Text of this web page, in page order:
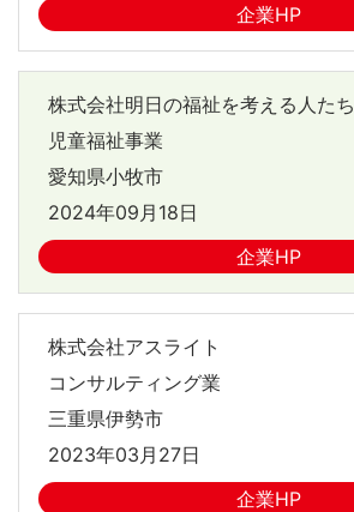
企業HP
株式会社明日の福祉を考える人たち
児童福祉事業
愛知県小牧市
2024年09月18日
企業HP
株式会社アスライト
コンサルティング業
三重県伊勢市
2023年03月27日
企業HP